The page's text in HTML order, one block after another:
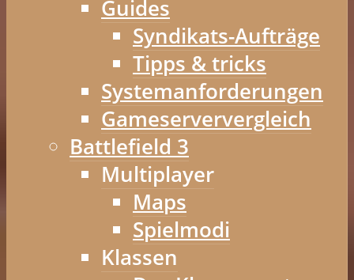
Guides
Syndikats-Aufträge
Tipps & tricks
Systemanforderungen
Gameserververgleich
Battlefield 3
Multiplayer
Maps
Spielmodi
Klassen